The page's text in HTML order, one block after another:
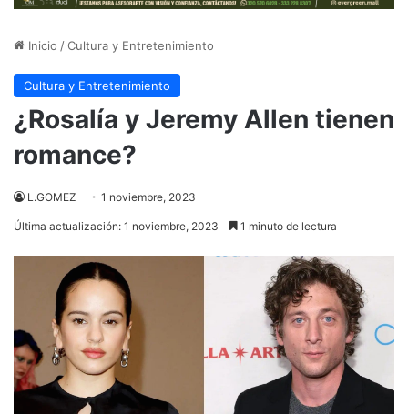
Inicio /Cultura y Entretenimiento
Cultura y Entretenimiento
¿Rosalía y Jeremy Allen tienen
romance?
L.GOMEZ 1 noviembre, 2023
Última actualización: 1 noviembre, 2023 1 minuto de lectura